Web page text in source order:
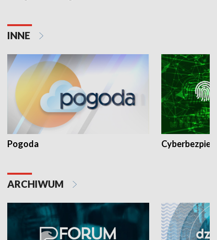
INNE
Pogoda
ARCHIWUM